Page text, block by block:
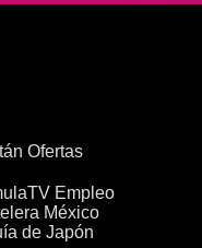
Ofertas
Empleo
México
de Japón